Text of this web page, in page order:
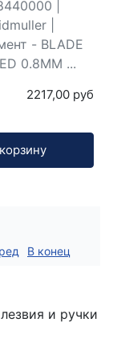
|
|
- BLADE
0.8MM ...
2217,00 руб
В конец
и ручки